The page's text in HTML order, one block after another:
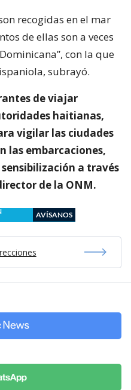
recogidas en el mar
de ellas son a veces
con la que
subrayó.
de viajar
haitianas,
vigilar las ciudades
las embarcaciones,
a través
de la ONM.
AVÍSANOS